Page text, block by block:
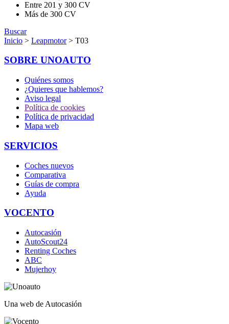
Entre 201 y 300 CV
Más de 300 CV
Buscar
Inicio > Leapmotor> T03
SOBRE UNOAUTO
Quiénes somos
¿Quieres que hablemos?
Aviso legal
Política de cookies
Política de privacidad
Mapa web
SERVICIOS
Coches nuevos
Comparativa
Guías de compra
Ayuda
VOCENTO
Autocasión
AutoScout24
Renting Coches
ABC
Mujerhoy
Una web de Autocasión